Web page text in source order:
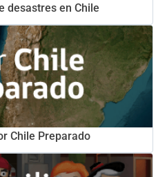
desastres en Chile
Chile Preparado